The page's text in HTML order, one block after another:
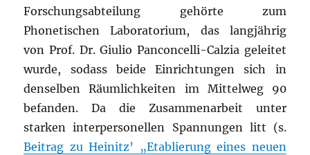
Forschungsabteilung gehörte zum
Phonetischen Laboratorium, das langjährig
von Prof. Dr. Giulio Panconcelli-Calzia geleitet
wurde, sodass beide Einrichtungen sich in
denselben Räumlichkeiten im Mittelweg 90
befanden. Da die Zusammenarbeit unter
starken interpersonellen Spannungen litt (s.
Beitrag zu Heinitz’ „Etablierung eines neuen